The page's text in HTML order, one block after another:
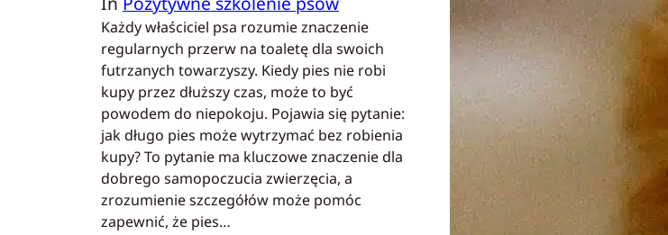
Każdy właściciel psa rozumie znaczenie
regularnych przerw na toaletę dla swoich
futrzanych towarzyszy. Kiedy pies nie robi
kupy przez dłuższy czas, może to być
powodem do niepokoju. Pojawia się pytanie:
jak długo pies może wytrzymać bez robienia
kupy? To pytanie ma kluczowe znaczenie dla
dobrego samopoczucia zwierzęcia, a
zrozumienie szczegółów może pomóc
zapewnić, że pies…